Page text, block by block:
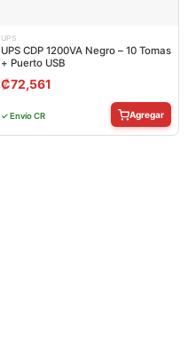
UPS
UPS CDP 1200VA Negro – 10 Tomas
+ Puerto USB
₡72,561
✓ Envío CR Agregar